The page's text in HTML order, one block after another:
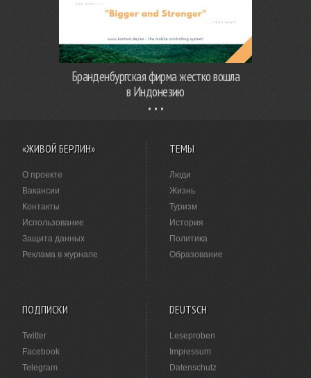
Бранденбургская фирма жестко вошла
в Индонезию
«ЖИВОЙ БЕРЛИН»
О проекте
Вакансии
Контакты
Использование
Защита данных
Реклама в журнале
ТЕМЫ
Люди
Жизнь
Туризм
История
Политика
Образование
ПОДПИСКИ
Twitter
Facebook
Telegram
DEUTSCH
Leseproben
Impressum
Datenschutz